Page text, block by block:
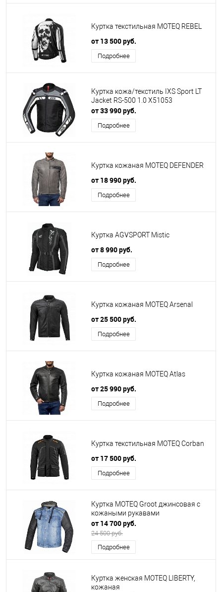
Куртка текстильная MOTEQ REBEL
от 13 500 руб.
Подробнее
Куртка кожа/текстиль IXS Sport LT
Jacket RS-500 1.0 X51053
от 33 990 руб.
Подробнее
Куртка кожаная MOTEQ DEFENDER
от 18 990 руб.
Подробнее
Куртка AGVSPORT Mistic
от 8 990 руб.
Подробнее
Куртка кожаная MOTEQ Arsenal
от 25 500 руб.
Подробнее
Куртка кожаная MOTEQ Atlas
от 25 990 руб.
Подробнее
Куртка текстильная MOTEQ Corban
от 17 500 руб.
Подробнее
Куртка MOTEQ Groot джинсовая с
кожаными рукавами
от 14 700 руб.
24 500 руб.
Подробнее
Куртка женская MOTEQ LIBERTY,
кожаная